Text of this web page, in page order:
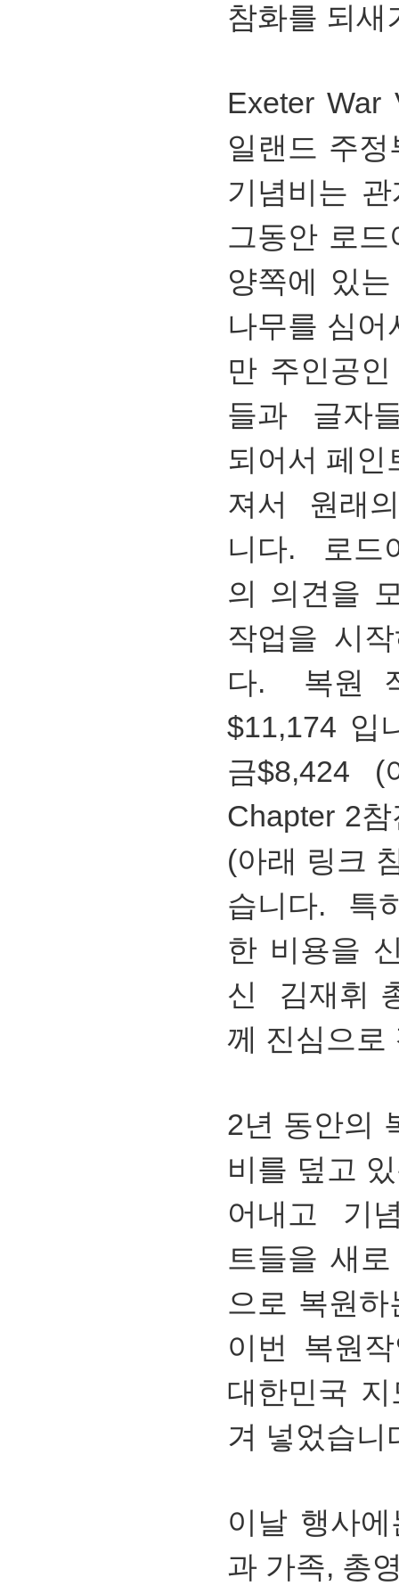
참화를 되
Exeter War
일랜드 주
기념비는
그동안 로
양쪽에 있
나무를 심
만 주인공
들과 글자
되어서 페인
져서 원래
니다. 로드
의 의견을
작업을 시
다. 복원
$11,174 입
금$8,424
Chapter 2
(아래 링크
습니다. 특
한 비용을
신 김재휘
께 진심으
2년 동안의
비를 덮고
어내고 기
트들을 새
으로 복원
이번 복원
대한민국 지
겨 넣었습니
이날 행사
과 가족, 총